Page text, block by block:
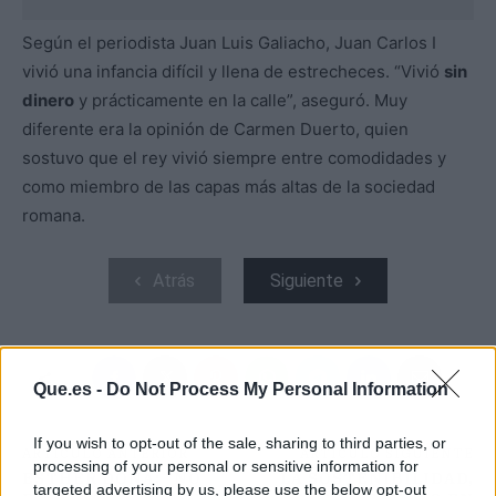
Que.es - Do Not Process My Personal Information
If you wish to opt-out of the sale, sharing to third parties, or
processing of your personal or sensitive information for
targeted advertising by us, please use the below opt-out
Según el periodista Juan Luis Galiacho, Juan Carlos I
vivió una infancia difícil y llena de estrecheces. “Vivió sin
dinero y prácticamente en la calle”, aseguró. Muy
diferente era la opinión de Carmen Duerto, quien
sostuvo que el rey vivió siempre entre comodidades y
como miembro de las capas más altas de la sociedad
romana.
Atrás Siguiente
ARTÍCULO ANTERIOR
ESTHER DOÑA: "NO
ARTÍCULO SIGUIENTE
LA SOSTENIBILIDAD,